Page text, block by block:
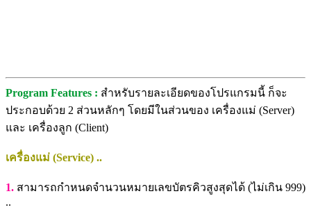
Program Features : สำหรับรายละเอียดของโปรแกรมนี้ ก็จะ
ประกอบด้วย 2 ส่วนหลักๆ โดยมีในส่วนของ เครื่องแม่ (Server)
และ เครื่องลูก (Client)
เครื่องแม่ (Service) ..
1. สามารถกำหนดจำนวนหมายเลขบัตรคิวสูงสุดได้ (ไม่เกิน 999)
..